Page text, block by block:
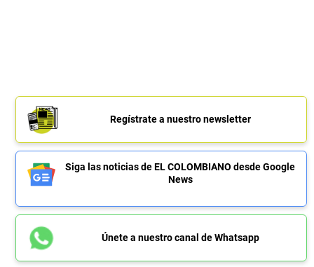
Regístrate a nuestro newsletter
Siga las noticias de EL COLOMBIANO desde Google
News
Únete a nuestro canal de Whatsapp